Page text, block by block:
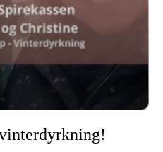
handlekraft og glæden
prepperkasse